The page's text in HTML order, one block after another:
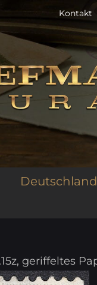
Kontakt
Deutschland
geriffeltes